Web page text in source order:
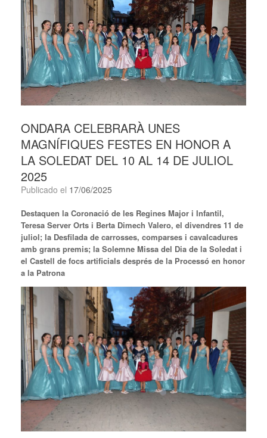
ONDARA CELEBRARÀ UNES
MAGNÍFIQUES FESTES EN HONOR A
LA SOLEDAT DEL 10 AL 14 DE JULIOL
2025
Publicado el 17/06/2025
Destaquen la Coronació de les Regines Major i Infantil,
Teresa Server Orts i Berta Dimech Valero, el divendres 11 de
juliol; la Desfilada de carrosses, comparses i cavalcadures
amb grans premis; la Solemne Missa del Dia de la Soledat i
el Castell de focs artificials després de la Processó en honor
a la Patrona